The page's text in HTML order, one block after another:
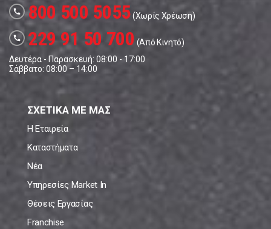
call 800 500 5055(Χωρίς Χρέωση)
call 229 91 50 700 (Από Κινητό)
Δευτέρα - Παρασκευή: 08:00 - 17:00
Σάββατο: 08:00 – 14:00
ΣΧΕΤΙΚΑ ΜΕ ΜΑΣ
Η Εταιρεία
Καταστήματα
Νέα
Υπηρεσίες Market In
Θέσεις Εργασίας
Franchise